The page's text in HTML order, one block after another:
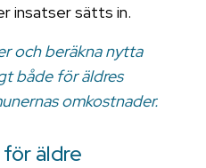
insatser sätts in.
och beräkna nytta
både för äldres
omkostnader.
äldre